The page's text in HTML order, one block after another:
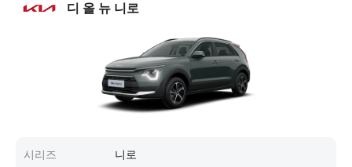
디 올 뉴 니로
시리즈
니로